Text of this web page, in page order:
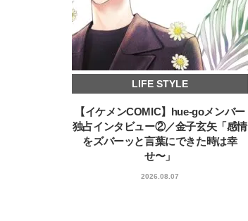
LIFE STYLE
【イケメンCOMIC】hue-goメンバー
独占インタビュー②／金子玄矢「感情
をズバーッと言葉にできた時は幸
せ〜」
2026.08.07